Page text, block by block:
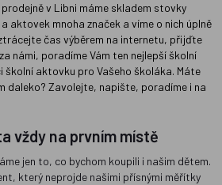
prodejně v Libni máme skladem stovky
aktovek mnoha značek a víme o nich úplně
čas výběrem na internetu, přijďte
námi, poradíme Vám ten nejlepší školní
školní aktovku pro Vašeho školáka. Máte
daleko? Zavolejte, napište, poradíme i na
vždy na prvním místě
jen to, co bychom koupili i našim dětem.
který neprojde našimi přísnými měřítky